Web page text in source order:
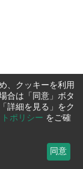
、クッキーを利用
合は「同意」ボタ
詳細を見る」をク
ポリシー をご確
同意